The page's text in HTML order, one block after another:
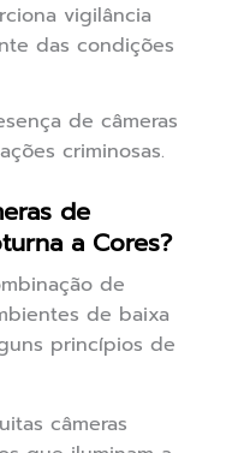
vigilância
das condições
de câmeras
criminosas.
de
a Cores?
de
de baixa
princípios de
câmeras